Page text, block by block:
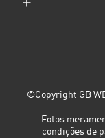
©Copyright GB
Fotos
condições de